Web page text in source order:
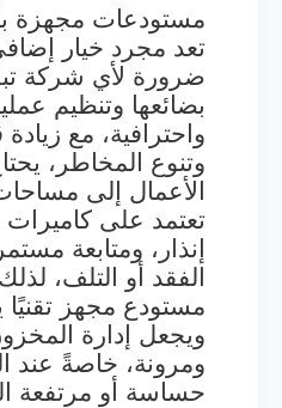
مستودعات مجهزة
تعد مجرد خيار
ضرورة لأي شركة
بضائعها وتنظيم
واحترافية، مع
وتنوع المخاطر،
الأعمال إلى
تعتمد على كاميرات
إنذار، ومتابعة
الفقد أو التلف،
مستودع مجهز تقنيًا
ويجعل إدارة
ومرونة، خاصةً عند
حساسة أو مرتفعة